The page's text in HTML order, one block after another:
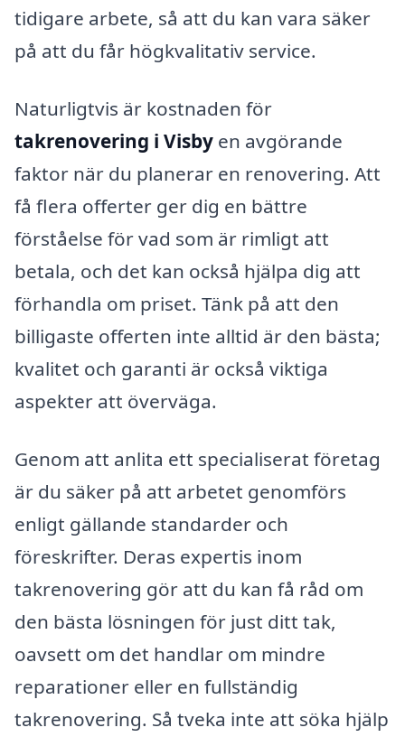
tidigare arbete, så att du kan vara säker
på att du får högkvalitativ service.
Naturligtvis är kostnaden för
takrenovering i Visby en avgörande
faktor när du planerar en renovering. Att
få flera offerter ger dig en bättre
förståelse för vad som är rimligt att
betala, och det kan också hjälpa dig att
förhandla om priset. Tänk på att den
billigaste offerten inte alltid är den bästa;
kvalitet och garanti är också viktiga
aspekter att överväga.
Genom att anlita ett specialiserat företag
är du säker på att arbetet genomförs
enligt gällande standarder och
föreskrifter. Deras expertis inom
takrenovering gör att du kan få råd om
den bästa lösningen för just ditt tak,
oavsett om det handlar om mindre
reparationer eller en fullständig
takrenovering. Så tveka inte att söka hjälp